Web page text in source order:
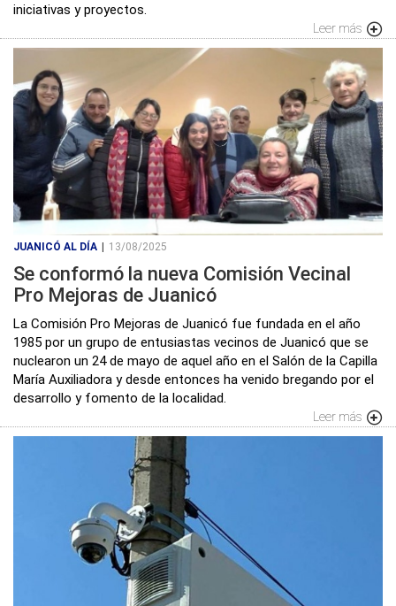
iniciativas y proyectos.
Leer más
JUANICÓ AL DÍA | 13/08/2025
Se conformó la nueva Comisión Vecinal
Pro Mejoras de Juanicó
La Comisión Pro Mejoras de Juanicó fue fundada en el año
1985 por un grupo de entusiastas vecinos de Juanicó que se
nuclearon un 24 de mayo de aquel año en el Salón de la Capilla
María Auxiliadora y desde entonces ha venido bregando por el
desarrollo y fomento de la localidad.
Leer más